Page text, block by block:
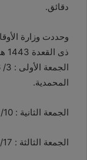
دقائق.
وحددت وزارة
ذى القعدة 1443 هــ على النحو التالى:
المحمدية.
الجمعة الثانية : 10/ 6/ 2022م - الدين والإنسان.
الجمعة الثالثة : 17/ 6/ 2022م - الحفاظ على الأوطان.